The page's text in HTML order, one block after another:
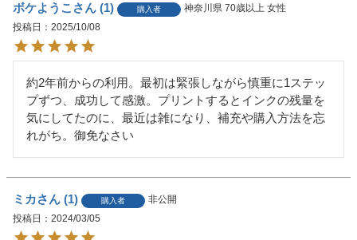
ボケようこ 1 購入者 神奈川県 70歳以上 女性
投稿日
2025/10/08
約2年前からの利用。最初は緊張しながら慎重に1ステッ
プずつ、成功して感激。プリントするとインクの残量を
気にしてたのに、最近は雑になり、補充や購入方法を忘
れがち。御免なさい
ミカ 1 購入者
非公開
投稿日
2024/03/05